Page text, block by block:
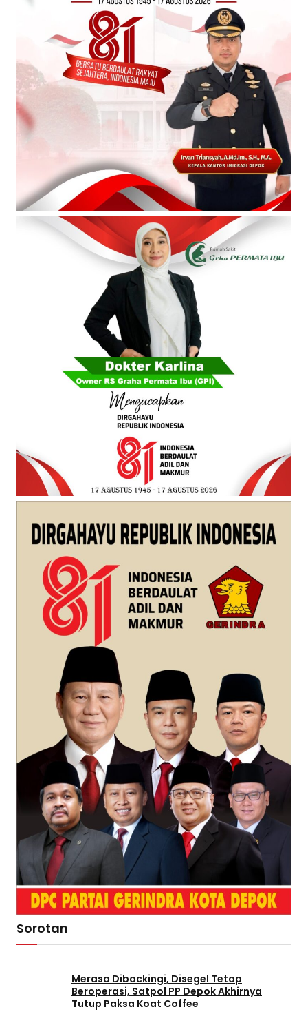
Sorotan
Merasa Dibackingi, Disegel Tetap
Beroperasi, Satpol PP Depok Akhirnya
Tutup Paksa Koat Coffee